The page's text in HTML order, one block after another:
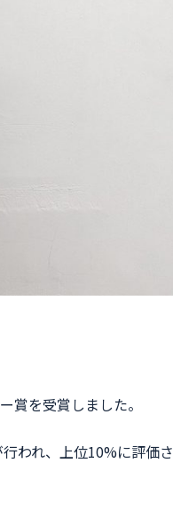
賞を受賞しました。
われ、上位10%に評価さ